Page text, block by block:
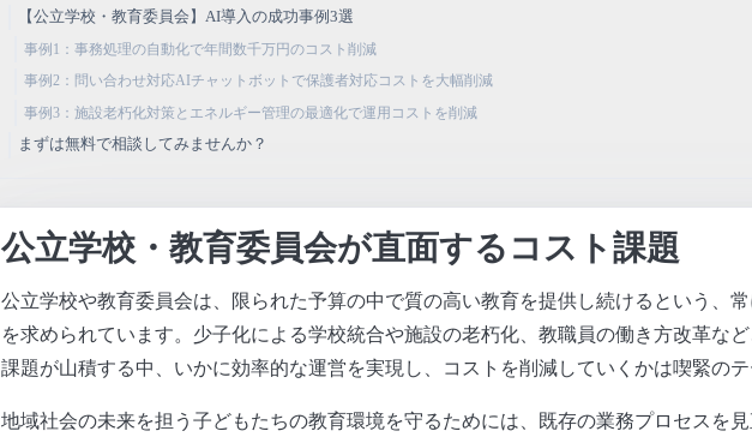
【公立学校・教育委員会】AI導入の成功事例3選
事例1：事務処理の自動化で年間数千万円のコスト削減
事例2：問い合わせ対応AIチャットボットで保護者対応コストを大幅削減
事例3：施設老朽化対策とエネルギー管理の最適化で運用コストを削減
まずは無料で相談してみませんか？
公立学校・教育委員会が直面するコスト課題
公立学校や教育委員会は、限られた予算の中で質の高い教育を提供し続けるという、常
を求められています。少子化による学校統合や施設の老朽化、教職員の働き方改革な
課題が山積する中、いかに効率的な運営を実現し、コストを削減していくかは喫緊のテ
地域社会の未来を担う子どもたちの教育環境を守るためには、既存の業務プロセスを